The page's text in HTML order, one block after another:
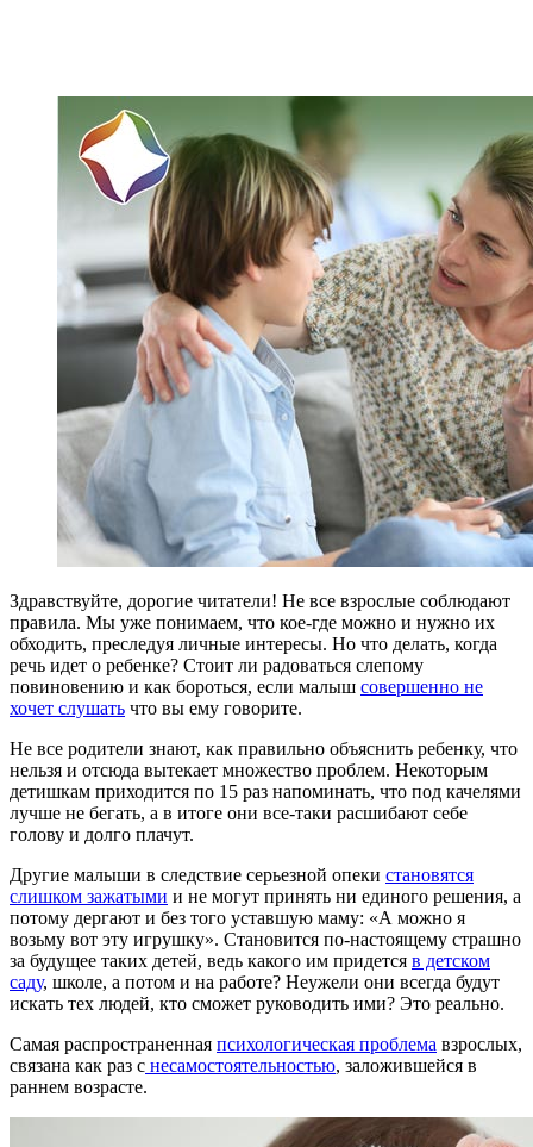
Здравствуйте, дорогие читатели! Не все взрослые соблюдают
правила. Мы уже понимаем, что кое-где можно и нужно их
обходить, преследуя личные интересы. Но что делать, когда
речь идет о ребенке? Стоит ли радоваться слепому
повиновению и как бороться, если малыш совершенно не
хочет слушать что вы ему говорите.
Не все родители знают, как правильно объяснить ребенку, что
нельзя и отсюда вытекает множество проблем. Некоторым
детишкам приходится по 15 раз напоминать, что под качелями
лучше не бегать, а в итоге они все-таки расшибают себе
голову и долго плачут.
Другие малыши в следствие серьезной опеки становятся
слишком зажатыми и не могут принять ни единого решения, а
потому дергают и без того уставшую маму: «А можно я
возьму вот эту игрушку». Становится по-настоящему страшно
за будущее таких детей, ведь какого им придется в детском
саду, школе, а потом и на работе? Неужели они всегда будут
искать тех людей, кто сможет руководить ими? Это реально.
Самая распространенная психологическая проблема взрослых,
связана как раз с несамостоятельностью, заложившейся в
раннем возрасте.